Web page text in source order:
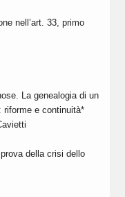
nell’art. 33, primo
La genealogia di un
riforme e continuità*
della crisi dello